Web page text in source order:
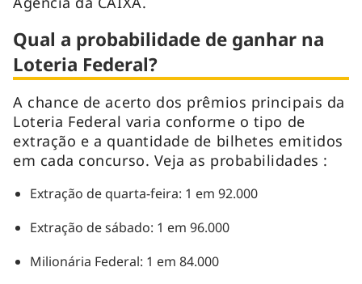
Qual a probabilidade de ganhar na
Loteria Federal?
A chance de acerto dos prêmios principais da
Loteria Federal varia conforme o tipo de
extração e a quantidade de bilhetes emitidos
em cada concurso. Veja as probabilidades :
Extração de quarta-feira: 1 em 92.000
Extração de sábado: 1 em 96.000
Milionária Federal: 1 em 84.000